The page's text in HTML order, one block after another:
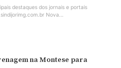
destaques dos jornais e portais
Nova...
na Montese para